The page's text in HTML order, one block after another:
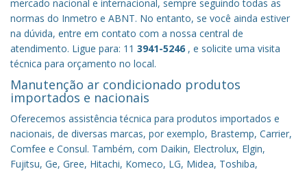
mercado nacional e internacional, sempre seguindo todas as
normas do Inmetro e ABNT. No entanto, se você ainda estiver
na dúvida, entre em contato com a nossa central de
atendimento. Ligue para: 11 3941-5246 , e solicite uma visita
técnica para orçamento no local.
Manutenção ar condicionado produtos
importados e nacionais
Oferecemos assistência técnica para produtos importados e
nacionais, de diversas marcas, por exemplo, Brastemp, Carrier,
Comfee e Consul. Também, com Daikin, Electrolux, Elgin,
Fujitsu, Ge, Gree, Hitachi, Komeco, LG, Midea, Toshiba,